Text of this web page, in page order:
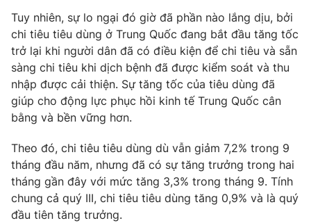
Tuy nhiên, sự lo ngại đó giờ đã phần nào lắng dịu, bởi
chi tiêu tiêu dùng ở Trung Quốc đang bắt đầu tăng tốc
trở lại khi người dân đã có điều kiện để chi tiêu và sẵn
sàng chi tiêu khi dịch bệnh đã được kiểm soát và thu
nhập được cải thiện. Sự tăng tốc của tiêu dùng đã
giúp cho động lực phục hồi kinh tế Trung Quốc cân
bằng và bền vững hơn.
Theo đó, chi tiêu tiêu dùng dù vẫn giảm 7,2% trong 9
tháng đầu năm, nhưng đã có sự tăng trưởng trong hai
tháng gần đây với mức tăng 3,3% trong tháng 9. Tính
chung cả quý III, chi tiêu tiêu dùng tăng 0,9% và là quý
đầu tiên tăng trưởng.